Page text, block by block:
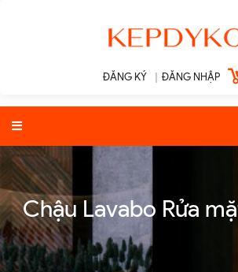
ĐĂNG KÝ ĐĂNG NHẬP
Chậu Lavabo Rửa